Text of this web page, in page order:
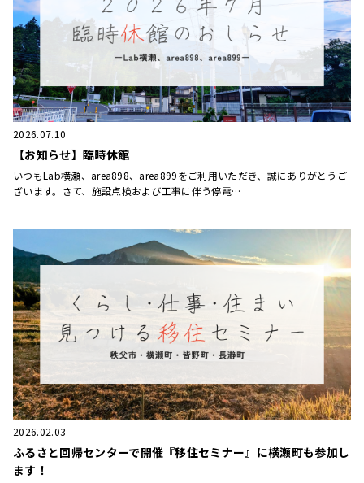
2026.07.10
【お知らせ】臨時休館
いつもLab横瀬、area898、area899をご利用いただき、誠にありがとうご
ざいます。さて、施設点検および工事に伴う停電…
2026.02.03
ふるさと回帰センターで開催『移住セミナー』に横瀬町も参加し
ます！